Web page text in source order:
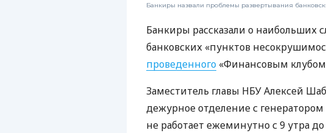
Банкиры назвали проблемы развертывания
Банкиры рассказали о наибольших
банковских «пунктов
проведенного «Финансовым
Заместитель главы НБУ Алексей
дежурное отделение с
не работает ежеминутно с 9 утра до